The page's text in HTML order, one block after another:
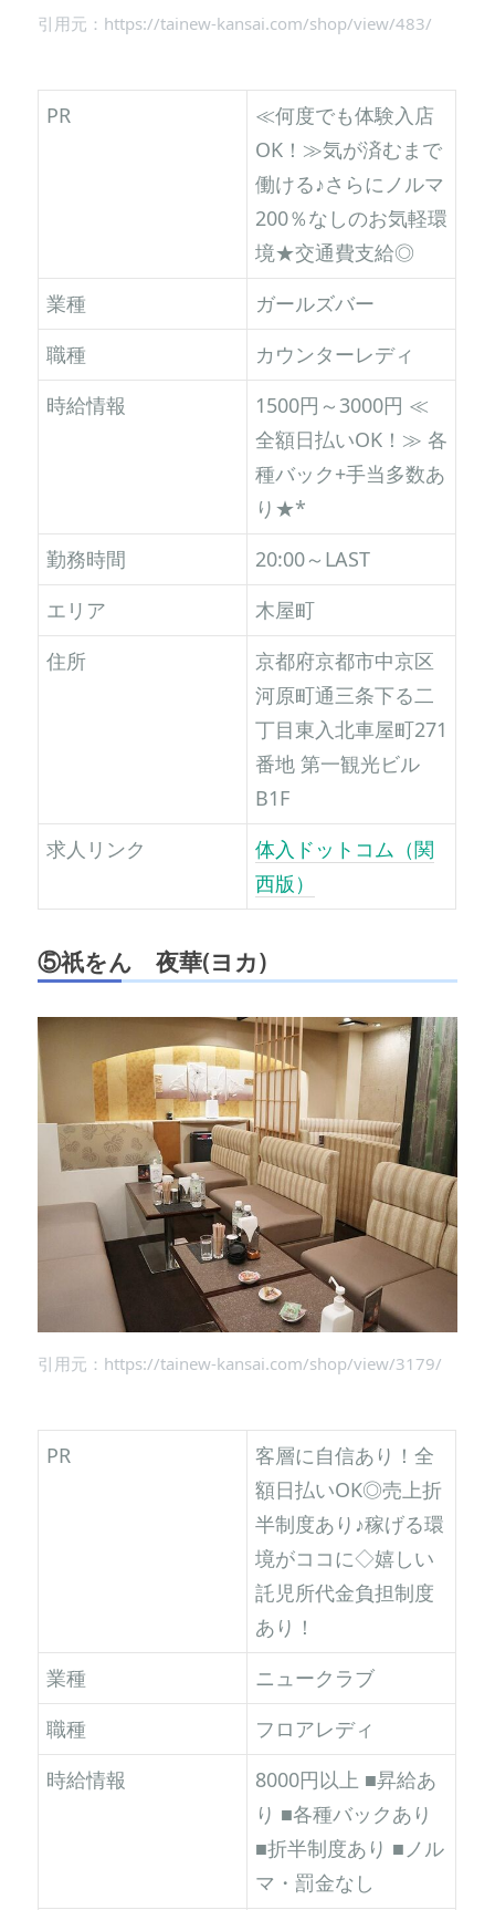
引用元：https://tainew-kansai.com/shop/view/483/
PR
≪何度でも体験入店
OK！≫気が済むまで
働ける♪さらにノルマ
200％なしのお気軽環
境★交通費支給◎
業種
ガールズバー
職種
カウンターレディ
時給情報
1500円～3000円 ≪
全額日払いOK！≫ 各
種バック+手当多数あ
り★*
勤務時間
20:00～LAST
エリア
木屋町
住所
京都府京都市中京区
河原町通三条下る二
丁目東入北車屋町271
番地 第一観光ビル
B1F
求人リンク
体入ドットコム（関
西版）
⑤祇をん 夜華(ヨカ)
引用元：https://tainew-kansai.com/shop/view/3179/
PR
客層に自信あり！全
額日払いOK◎売上折
半制度あり♪稼げる環
境がココに◇嬉しい
託児所代金負担制度
あり！
業種
ニュークラブ
職種
フロアレディ
時給情報
8000円以上 ■昇給あ
り ■各種バックあり
■折半制度あり ■ノル
マ・罰金なし